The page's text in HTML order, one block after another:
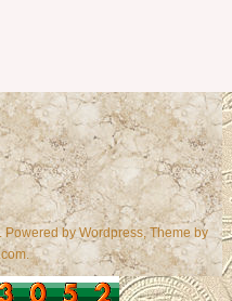
Powered byWordpress, Theme by
.